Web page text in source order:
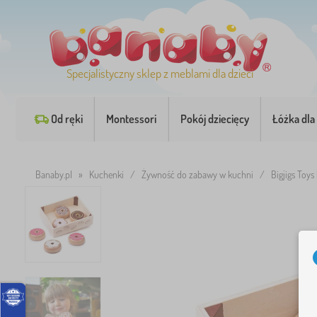
Specjalistyczny sklep z meblami dla dzieci
Od ręki Montessori Pokój dziecięcy Łóżka
Banaby.pl » Kuchenki / Żywność do zabawy w kuchni / Bigjigs